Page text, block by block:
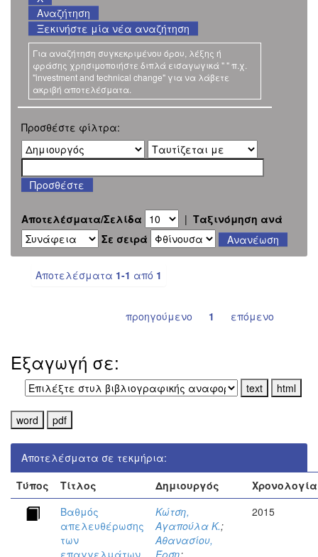
Ξεκινήστε μία νέα αναζήτηση
Για αναζήτηση συγκεκριμένου όρου, λέξης ή
φράσης χρησιμοποιήστε διπλά εισαγωγικά " " π.χ.
"investment and technical change" για να λάβετε
ακριβή αποτελέσματα.
Προσθέστε φίλτρα:
Αποτελέσματα/Σελίδα | Ταξινόμηση ανά
Σε σειρά
Αποτελέσματα 1-1 από 1
προηγούμενο 1 επόμενο
Εξαγωγή σε:
Αποτελέσματα σε τεκμήρια:
Τύπος
Τίτλος Δημιουργός
Χρονολογία
Βαθμός
απελευθέρωσης
των
επαγγελμάτων
Κώτση,
Αγαπούλα Κ.;
Αθανασίου,
Έρση;
2015